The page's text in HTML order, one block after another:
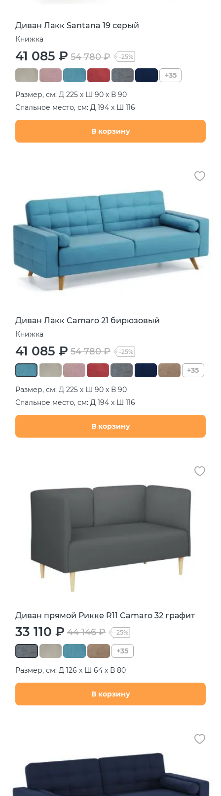
Диван Лакк Santana 19 серый
Книжка
41 085 ₽ 54 780 ₽ -25%
+35
Размер, см: Д 225 х Ш 90 х В 90
Спальное место, см: Д 194 х Ш 116
В корзину
Диван Лакк Camaro 21 бирюзовый
Книжка
41 085 ₽ 54 780 ₽ -25%
+35
Размер, см: Д 225 х Ш 90 х В 90
Спальное место, см: Д 194 х Ш 116
В корзину
Диван прямой Рикке R11 Camaro 32 графит
33 110 ₽ 44 146 ₽ -25%
+35
Размер, см: Д 126 х Ш 64 х В 80
В корзину